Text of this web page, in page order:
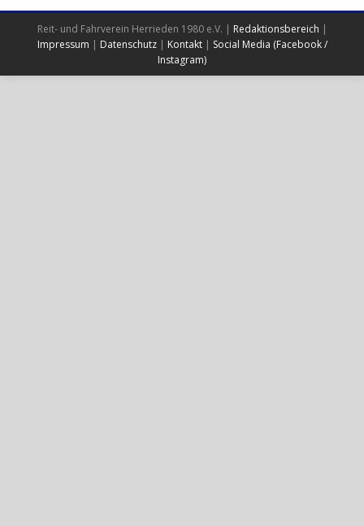
Reit- und Fahrverein Herrieden 1980 e.V. | Redaktionsbereich |
Impressum | Datenschutz| Kontakt| Social Media (Facebook /
Instagram)